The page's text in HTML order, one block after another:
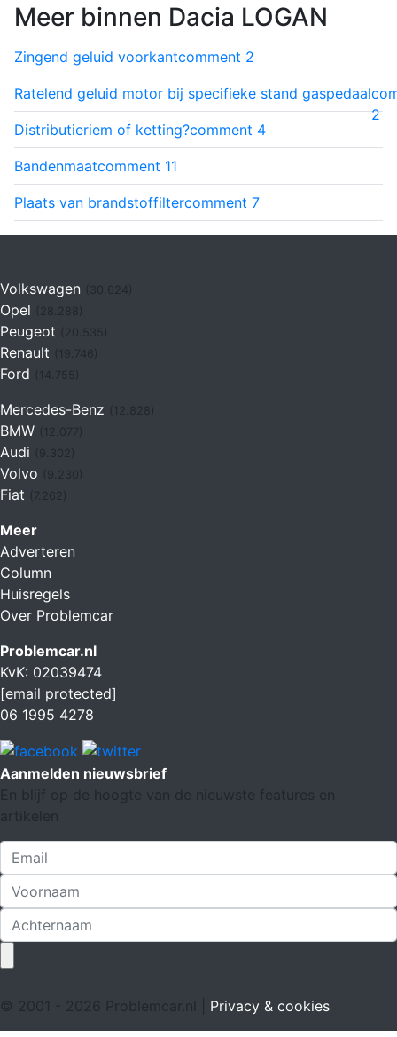
Meer binnen Dacia LOGAN
Zingend geluid voorkantcomment 2
Ratelend geluid motor bij specifieke stand gaspedaal
2
Distributieriem of ketting?comment 4
Bandenmaatcomment 11
Plaats van brandstoffiltercomment 7
Volkswagen (30.624)
Opel
Peugeot
Renault (19.746)
Ford (14.755)
Mercedes-Benz
BMW
Audi
Volvo
Fiat (7.262)
Meer
Adverteren
Column
Huisregels
Over Problemcar
Problemcar.nl
KvK: 02039474
[email protected]
06 1995 4278
Aanmelden nieuwsbrief
En blijf op de hoogte van de nieuwste features en
artikelen
© 2001 - 2026 Problemcar.nl | Privacy & cookies